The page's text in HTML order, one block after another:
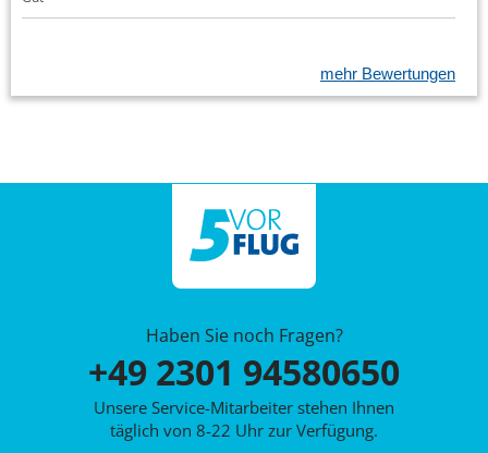
mehr Bewertungen
Haben Sie noch Fragen?
+49 2301 94580650
Unsere Service-Mitarbeiter stehen Ihnen
täglich von 8-22 Uhr zur Verfügung.